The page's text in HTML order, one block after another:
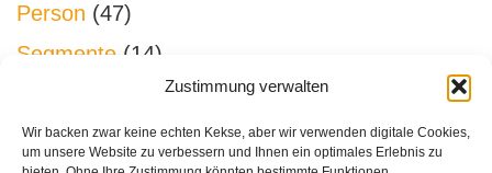
Zustimmung verwalten
Wir backen zwar keine echten Kekse, aber wir verwenden digitale Cookies,
um unsere Website zu verbessern und Ihnen ein optimales Erlebnis zu
Person (47)
Segmente (14)
Spenden(45)